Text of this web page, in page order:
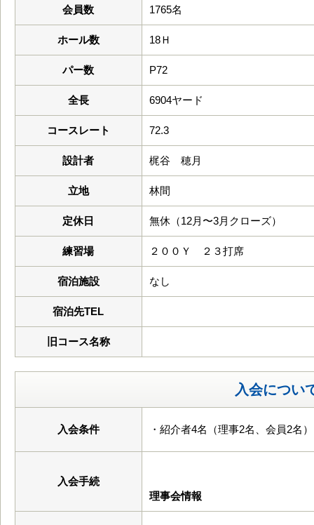
会員数 1765名
ホール数 18Ｈ
パー数 P72
全長 6904ヤード
コースレート 72.3
設計者 梶谷 穂月
立地 林間
定休日 無休（12月〜3月クローズ）
練習場 ２００Ｙ ２３打席
宿泊施設 なし
宿泊先TEL
旧コース名称
入会につい
入会条件 ・紹介者4名（理事2名、会員2名）
入会手続
理事会情報